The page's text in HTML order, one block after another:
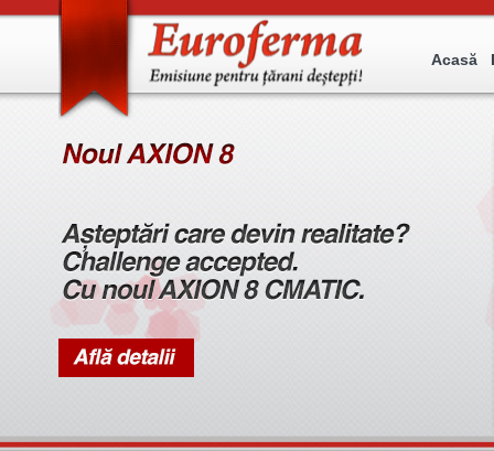
Acasă